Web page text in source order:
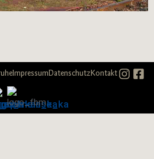
ImpressumDatenschutzKontakt